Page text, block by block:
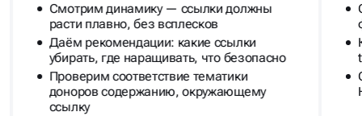
Смотрим динамику — ссылки должны
расти плавно, без всплесков
Даём рекомендации: какие ссылки
убирать, где наращивать, что безопасно
Проверим соответствие тематики
доноров содержанию, окружающему
ссылку